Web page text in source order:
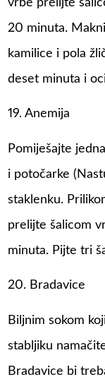
vrbe prelijte
20 minuta.
kamilice i pola
deset minuta i
19. Anemija
Pomiješajte
i potočarke
staklenku.
prelijte šalicom
minuta. Pijte tri
20. Bradavice
Biljnim sokom
stabljiku
Bradavice bi